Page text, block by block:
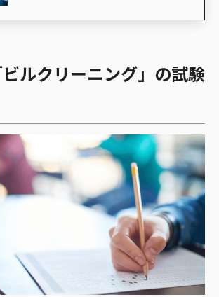
ルクリーニング」の試験